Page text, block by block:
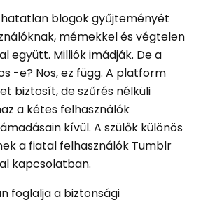
blogok gyűjteményét
mémekkel és végtelen
együtt. Milliók imádják. De a
-e? Nos, ez függ. A platform
biztosít, de szűrés nélküli
a kétes felhasználók
kívül. A szülők különös
a fiatal felhasználók Tumblr
kapcsolatban.
foglalja a biztonsági